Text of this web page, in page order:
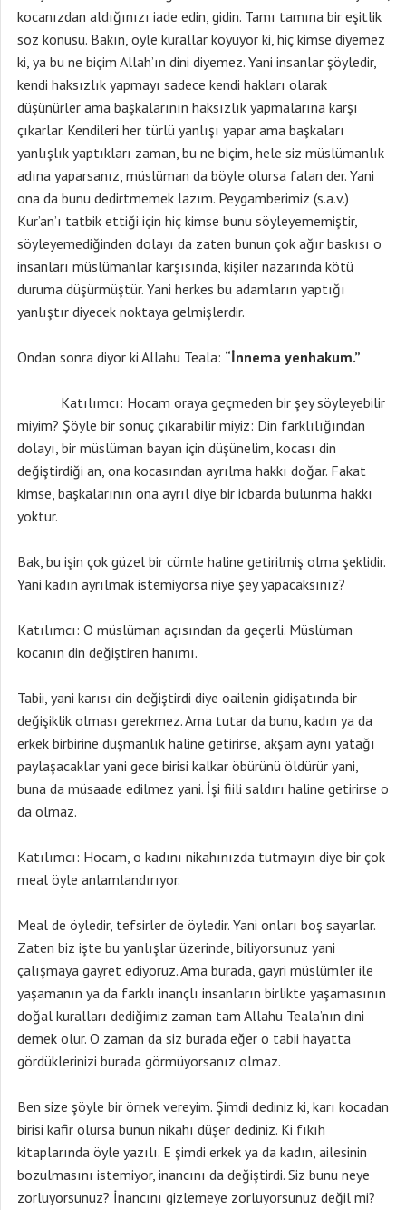
kocanızdan aldığınızı iade edin, gidin. Tamı tamına bir eşitlik
söz konusu. Bakın, öyle kurallar koyuyor ki, hiç kimse diyemez
ki, ya bu ne biçim Allah’ın dini diyemez. Yani insanlar şöyledir,
kendi haksızlık yapmayı sadece kendi hakları olarak
düşünürler ama başkalarının haksızlık yapmalarına karşı
çıkarlar. Kendileri her türlü yanlışı yapar ama başkaları
yanlışlık yaptıkları zaman, bu ne biçim, hele siz müslümanlık
adına yaparsanız, müslüman da böyle olursa falan der. Yani
ona da bunu dedirtmemek lazım. Peygamberimiz (s.a.v.)
Kur’an’ı tatbik ettiği için hiç kimse bunu söyleyememiştir,
söyleyemediğinden dolayı da zaten bunun çok ağır baskısı o
insanları müslümanlar karşısında, kişiler nazarında kötü
duruma düşürmüştür. Yani herkes bu adamların yaptığı
yanlıştır diyecek noktaya gelmişlerdir.
Ondan sonra diyor ki Allahu Teala: “İnnema yenhakum.”
Katılımcı: Hocam oraya geçmeden bir şey söyleyebilir
miyim? Şöyle bir sonuç çıkarabilir miyiz: Din farklılığından
dolayı, bir müslüman bayan için düşünelim, kocası din
değiştirdiği an, ona kocasından ayrılma hakkı doğar. Fakat
kimse, başkalarının ona ayrıl diye bir icbarda bulunma hakkı
yoktur.
Bak, bu işin çok güzel bir cümle haline getirilmiş olma şeklidir.
Yani kadın ayrılmak istemiyorsa niye şey yapacaksınız?
Katılımcı: O müslüman açısından da geçerli. Müslüman
kocanın din değiştiren hanımı.
Tabii, yani karısı din değiştirdi diye oailenin gidişatında bir
değişiklik olması gerekmez. Ama tutar da bunu, kadın ya da
erkek birbirine düşmanlık haline getirirse, akşam aynı yatağı
paylaşacaklar yani gece birisi kalkar öbürünü öldürür yani,
buna da müsaade edilmez yani. İşi fiili saldırı haline getirirse o
da olmaz.
Katılımcı: Hocam, o kadını nikahınızda tutmayın diye bir çok
meal öyle anlamlandırıyor.
Meal de öyledir, tefsirler de öyledir. Yani onları boş sayarlar.
Zaten biz işte bu yanlışlar üzerinde, biliyorsunuz yani
çalışmaya gayret ediyoruz. Ama burada, gayri müslümler ile
yaşamanın ya da farklı inançlı insanların birlikte yaşamasının
doğal kuralları dediğimiz zaman tam Allahu Teala’nın dini
demek olur. O zaman da siz burada eğer o tabii hayatta
gördüklerinizi burada görmüyorsanız olmaz.
Ben size şöyle bir örnek vereyim. Şimdi dediniz ki, karı kocadan
birisi kafir olursa bunun nikahı düşer dediniz. Ki fıkıh
kitaplarında öyle yazılı. E şimdi erkek ya da kadın, ailesinin
bozulmasını istemiyor, inancını da değiştirdi. Siz bunu neye
zorluyorsunuz? İnancını gizlemeye zorluyorsunuz değil mi?